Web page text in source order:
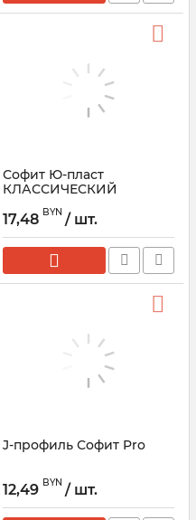
Софит Ю-пласт
КЛАССИЧЕСКИЙ
перфорацией
17,48 BYN / шт.
J-профиль Софит Pro
12,49 BYN / шт.